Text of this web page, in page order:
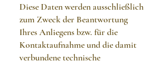
Diese Daten werden ausschließlich
zum Zweck der Beantwortung
Ihres Anliegens bzw. für die
Kontaktaufnahme und die damit
verbundene technische